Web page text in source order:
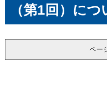
（第1回）につ
ペー